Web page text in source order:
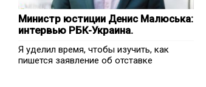
Министр юстиции Денис Малюська:
интервью РБК-Украина.
Я уделил время, чтобы изучить, как
пишется заявление об отставке